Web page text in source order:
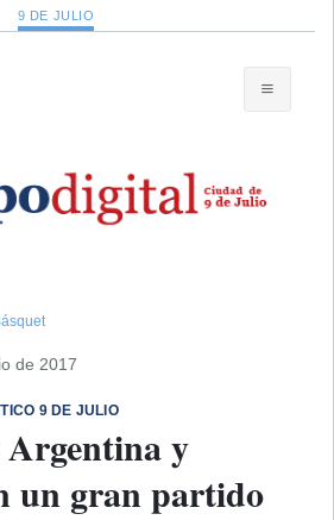
9 DE JULIO
de 2017
9 DE JULIO
Argentina y
un gran partido